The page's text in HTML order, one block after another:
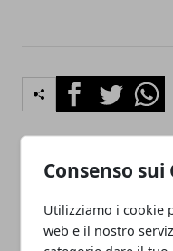
Consenso sui
Utilizziamo i cookie
web e il nostro
FacebookTwitter
Scuola Baracca: il ritorno
degli alunni e la sfida
comunità energetica